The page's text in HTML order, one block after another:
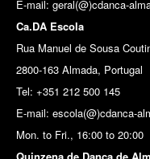
E-mail: geral(@)cdanca-
Ca.DA Escola
Rua Manuel de Sousa
2800-163 Almada, Portugal
Tel: +351 212 500 145
E-mail: escola(@)cdanca-
Mon. to Fri., 16:00 to 20:00